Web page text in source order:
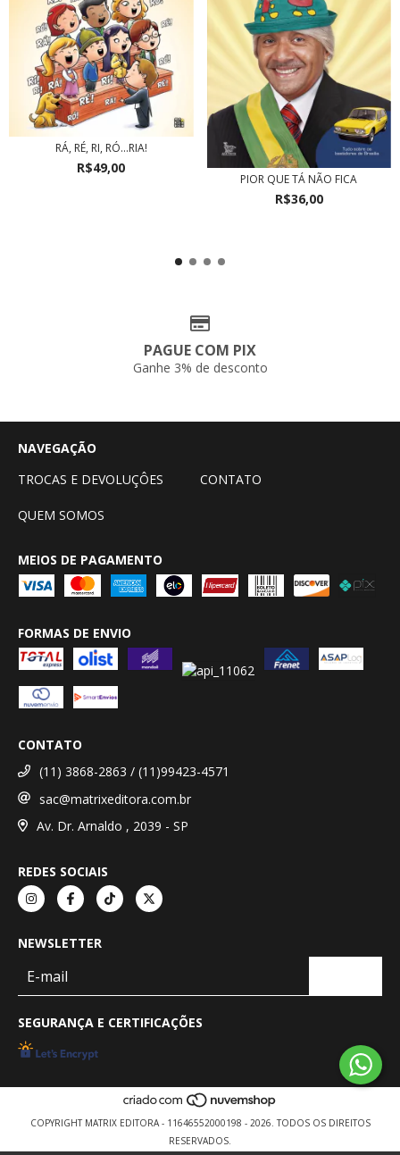
RÁ, RÉ, RI, RÓ...RIA!
R$49,00
PIOR QUE TÁ NÃO FICA
R$36,00
PAGUE COM PIX
Ganhe 3% de desconto
NAVEGAÇÃO
TROCAS E DEVOLUÇÔES
CONTATO
QUEM SOMOS
MEIOS DE PAGAMENTO
FORMAS DE ENVIO
CONTATO
(11) 3868-2863 / (11)99423-4571
sac@matrixeditora.com.br
Av. Dr. Arnaldo , 2039 - SP
REDES SOCIAIS
NEWSLETTER
SEGURANÇA E CERTIFICAÇÕES
COPYRIGHT MATRIX EDITORA - 11646552000198 - 2026. TODOS OS DIREITOS
RESERVADOS.